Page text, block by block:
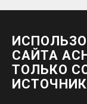
САЙТА
ТОЛЬКО
ИСТОЧНИК